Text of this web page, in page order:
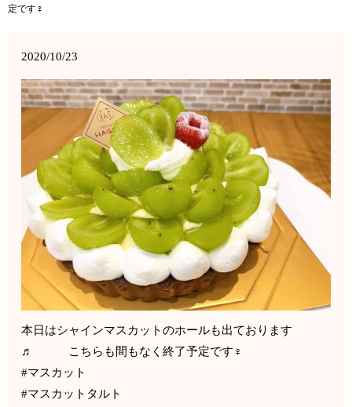
定です‍♀️
2020/10/23
本日はシャインマスカットのホールも出ております
♬ こちらも間もなく終了予定です‍♀️
#マスカット
#マスカットタルト